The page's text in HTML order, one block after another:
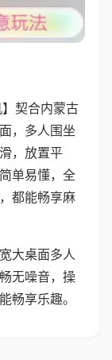
】契合内蒙古
，多人围坐
，放置平
单易懂，全
都能畅享麻
大桌面多人
无噪音，操
畅享乐趣。